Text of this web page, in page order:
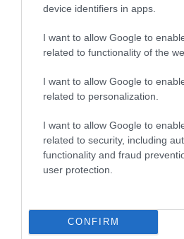
device identifiers in apps.
I want to allow Google to
related to functionality of the
I want to allow Google to
related to personalization.
I want to allow Google to
related to security, including
functionality and fraud
user protection.
CONFIRM
¹¹ Οι λειτουργίες
Xiaomi μπορεί να
έκδοση λογισμικού, το
τη συμβατότητα.
απαιτούν σύνδεση στον
με ενεργοποιημένα τα
και «Ρυθμίσεις-
¹² Το σύστημα διπλής
αισθητήρα.